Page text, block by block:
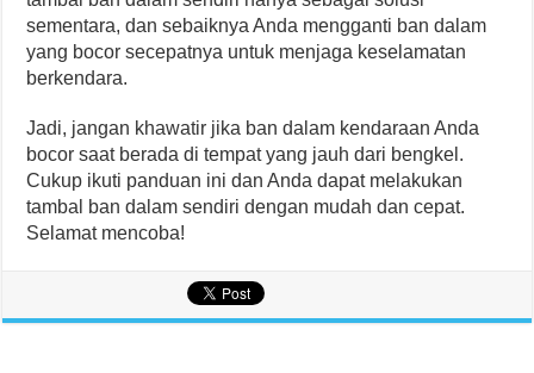
sementara, dan sebaiknya Anda mengganti ban dalam
yang bocor secepatnya untuk menjaga keselamatan
berkendara.
Jadi, jangan khawatir jika ban dalam kendaraan Anda
bocor saat berada di tempat yang jauh dari bengkel.
Cukup ikuti panduan ini dan Anda dapat melakukan
tambal ban dalam sendiri dengan mudah dan cepat.
Selamat mencoba!